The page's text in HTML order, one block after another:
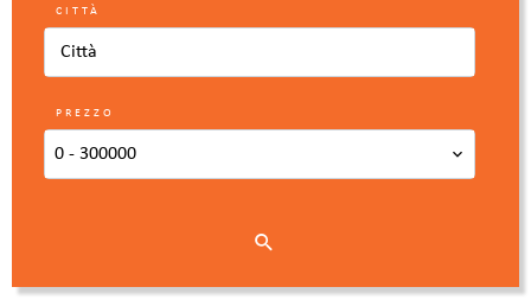
CITTÀ
Città
PREZZO
0 - 300000